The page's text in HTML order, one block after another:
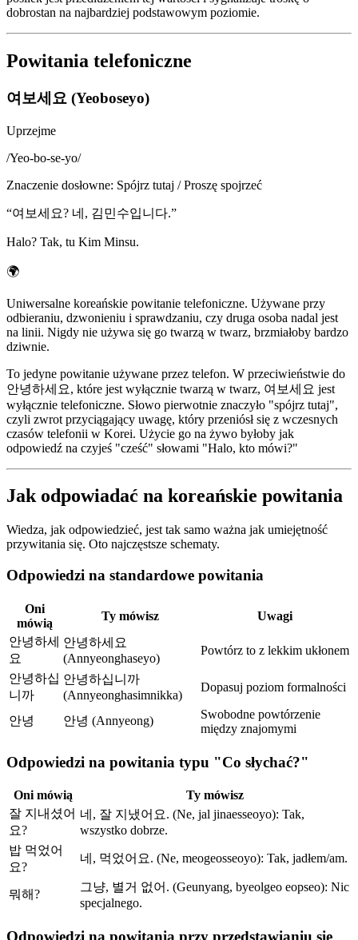
dobrostan na najbardziej podstawowym poziomie.
Powitania telefoniczne
여보세요 (Yeoboseyo)
Uprzejme
/Yeo-bo-se-yo/
Znaczenie dosłowne: Spójrz tutaj / Proszę spojrzeć
“여보세요? 네, 김민수입니다.”
Halo? Tak, tu Kim Minsu.
🌍
Uniwersalne koreańskie powitanie telefoniczne. Używane przy
odbieraniu, dzwonieniu i sprawdzaniu, czy druga osoba nadal jest
na linii. Nigdy nie używa się go twarzą w twarz, brzmiałoby bardzo
dziwnie.
To jedyne powitanie używane przez telefon. W przeciwieństwie do
안녕하세요, które jest wyłącznie twarzą w twarz, 여보세요 jest
wyłącznie telefoniczne. Słowo pierwotnie znaczyło "spójrz tutaj",
czyli zwrot przyciągający uwagę, który przeniósł się z wczesnych
czasów telefonii w Korei. Użycie go na żywo byłoby jak
odpowiedź na czyjeś "cześć" słowami "Halo, kto mówi?"
Jak odpowiadać na koreańskie powitania
Wiedza, jak odpowiedzieć, jest tak samo ważna jak umiejętność
przywitania się. Oto najczęstsze schematy.
Odpowiedzi na standardowe powitania
Oni
mówią
Ty mówisz
Uwagi
안녕하세
요
안녕하세요
(Annyeonghaseyo)
Powtórz to z lekkim ukłonem
안녕하십
니까
안녕하십니까
(Annyeonghasimnikka)
Dopasuj poziom formalności
안녕 안녕 (Annyeong)
Swobodne powtórzenie
między znajomymi
Odpowiedzi na powitania typu "Co słychać?"
Oni mówią
Ty mówisz
잘 지내셨어
요?
네, 잘 지냈어요. (Ne, jal jinaesseoyo): Tak,
wszystko dobrze.
밥 먹었어
요?
네, 먹었어요. (Ne, meogeosseoyo): Tak, jadłem/am.
뭐해?
그냥, 별거 없어. (Geunyang, byeolgeo eopseo): Nic
specjalnego.
Odpowiedzi na powitania przy przedstawianiu się